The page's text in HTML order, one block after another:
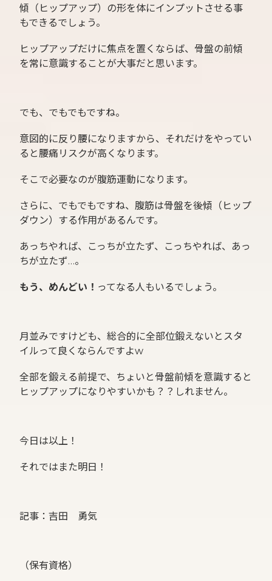
傾（ヒップアップ）の形を体にインプットさせる事
もできるでしょう。
ヒップアップだけに焦点を置くならば、骨盤の前傾
を常に意識することが大事だと思います。
でも、でもでもですね。
意図的に反り腰になりますから、それだけをやってい
ると腰痛リスクが高くなります。
そこで必要なのが腹筋運動になります。
さらに、でもでもですね、腹筋は骨盤を後傾（ヒップ
ダウン）する作用があるんです。
あっちやれば、こっちが立たず、こっちやれば、あっ
ちが立たず…。
もう、めんどい！ ってなる人もいるでしょう。
月並みですけども、総合的に全部位鍛えないとスタ
イルって良くならんですよw
全部を鍛える前提で、ちょいと骨盤前傾を意識すると
ヒップアップになりやすいかも？？しれません。
今日は以上！
それではまた明日！
記事：吉田 勇気
（保有資格）